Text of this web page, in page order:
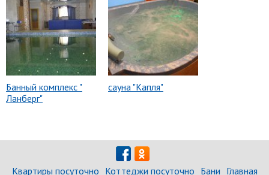
Банный комплекс "
Ланберг"
сауна "Капля"
Квартиры посуточно Коттеджи посуточно Бани Главная